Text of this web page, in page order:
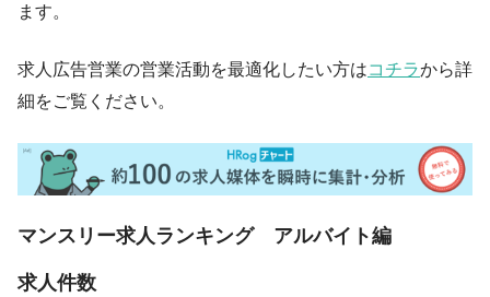
ます。
求人広告営業の営業活動を最適化したい方はコチラから詳
細をご覧ください。
マンスリー求人ランキング アルバイト編
求人件数